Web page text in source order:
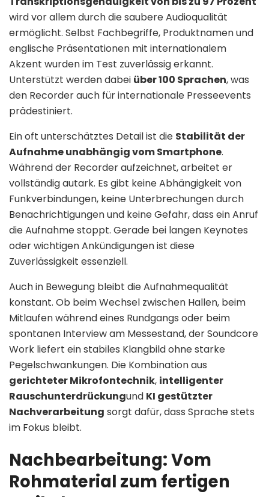
wird vor allem durch die saubere Audioqualität
ermöglicht. Selbst Fachbegriffe, Produktnamen und
englische Präsentationen mit internationalem
Akzent wurden im Test zuverlässig erkannt.
Unterstützt werden dabei über 100 Sprachen, was
den Recorder auch für internationale Presseevents
prädestiniert.
Ein oft unterschätztes Detail ist die Stabilität der
Aufnahme unabhängig vom Smartphone.
Während der Recorder aufzeichnet, arbeitet er
vollständig autark. Es gibt keine Abhängigkeit von
Funkverbindungen, keine Unterbrechungen durch
Benachrichtigungen und keine Gefahr, dass ein Anruf
die Aufnahme stoppt. Gerade bei langen Keynotes
oder wichtigen Ankündigungen ist diese
Zuverlässigkeit essenziell.
Auch in Bewegung bleibt die Aufnahmequalität
konstant. Ob beim Wechsel zwischen Hallen, beim
Mitlaufen während eines Rundgangs oder beim
spontanen Interview am Messestand, der Soundcore
Work liefert ein stabiles Klangbild ohne starke
Pegelschwankungen. Die Kombination aus
gerichteter Mikrofontechnik, intelligenter
Rauschunterdrückungund KI gestützter
Nachverarbeitung sorgt dafür, dass Sprache stets
im Fokus bleibt.
Nachbearbeitung: Vom
Rohmaterial zum fertigen